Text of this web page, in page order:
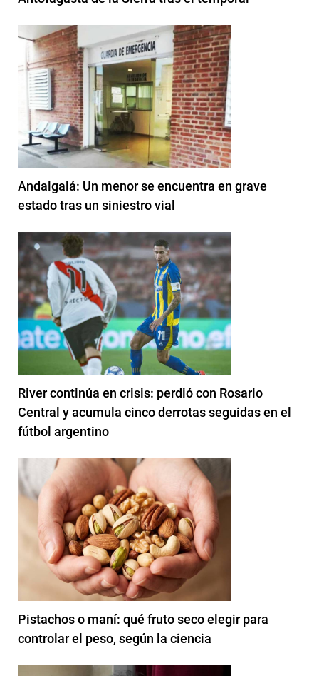
Andalgalá: Un menor se encuentra en grave
estado tras un siniestro vial
River continúa en crisis: perdió con Rosario
Central y acumula cinco derrotas seguidas en el
fútbol argentino
Pistachos o maní: qué fruto seco elegir para
controlar el peso, según la ciencia